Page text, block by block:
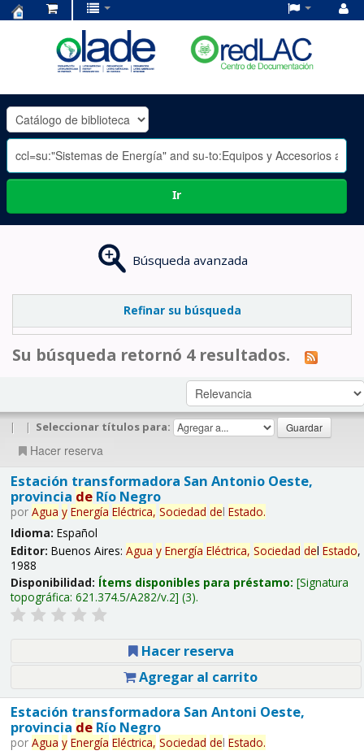
OLADE
-
Ir
Búsqueda avanzada
Refinar su búsqueda
Su búsqueda retornó 4 resultados.
| | Seleccionar títulos para:
Hacer reserva
Estación transformadora San Antonio Oeste,
provincia deRío Negro
por Agua y Energía Eléctrica, Sociedad del Estado.
Idioma: Español
Editor: Buenos Aires: Agua y Energía Eléctrica, Sociedad del Estado,
1988
Disponibilidad: Ítems disponibles para préstamo: Signatura
topográfica: 621.374.5/A282/v.2 (3).
Hacer reserva
Agregar al carrito
Estación transformadora San Antoni Oeste,
provincia deRío Negro
por Agua y Energía Eléctrica, Sociedad del Estado.